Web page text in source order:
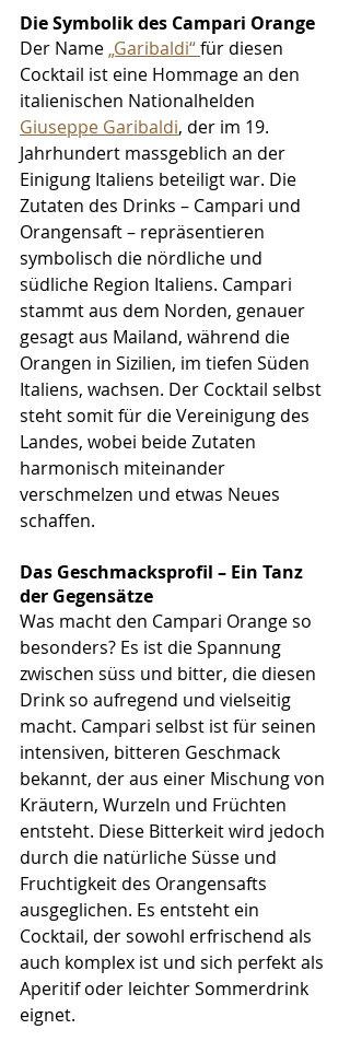
Die Symbolik des Campari Orange
Der Name „Garibaldi“ für diesen
Cocktail ist eine Hommage an den
italienischen Nationalhelden
Giuseppe Garibaldi, der im 19.
Jahrhundert massgeblich an der
Einigung Italiens beteiligt war. Die
Zutaten des Drinks – Campari und
Orangensaft – repräsentieren
symbolisch die nördliche und
südliche Region Italiens. Campari
stammt aus dem Norden, genauer
gesagt aus Mailand, während die
Orangen in Sizilien, im tiefen Süden
Italiens, wachsen. Der Cocktail selbst
steht somit für die Vereinigung des
Landes, wobei beide Zutaten
harmonisch miteinander
verschmelzen und etwas Neues
schaffen.
Das Geschmacksprofil – Ein Tanz
der Gegensätze
Was macht den Campari Orange so
besonders? Es ist die Spannung
zwischen süss und bitter, die diesen
Drink so aufregend und vielseitig
macht. Campari selbst ist für seinen
intensiven, bitteren Geschmack
bekannt, der aus einer Mischung von
Kräutern, Wurzeln und Früchten
entsteht. Diese Bitterkeit wird jedoch
durch die natürliche Süsse und
Fruchtigkeit des Orangensafts
ausgeglichen. Es entsteht ein
Cocktail, der sowohl erfrischend als
auch komplex ist und sich perfekt als
Aperitif oder leichter Sommerdrink
eignet.